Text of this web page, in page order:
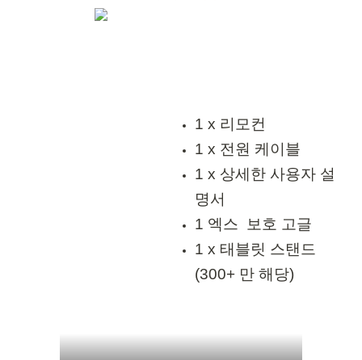
1 x 리모컨
1 x 전원 케이블
1 x 상세한 사용자 설
명서
1 엑스 보호 고글
1 x 태블릿 스탠드
(300+ 만 해당)